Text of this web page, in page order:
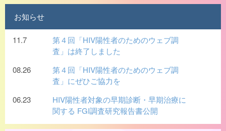
お知らせ
11.7
第４回「HIV陽性者のためのウェブ調
査」は終了しました
08.26
第４回「HIV陽性者のためのウェブ調
査」にぜひご協力を
06.23
HIV陽性者対象の早期診断・早期治療に
関する FGI調査研究報告書公開